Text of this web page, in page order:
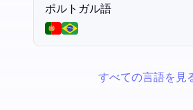
ポルトガル語
すべての言語を見